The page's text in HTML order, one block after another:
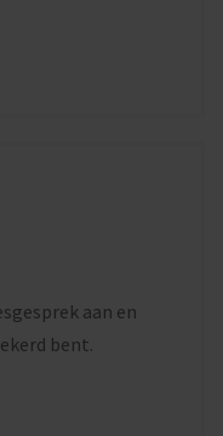
termijn mogelijk.
aan en
bent.